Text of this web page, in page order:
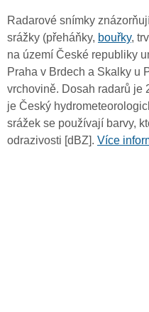
Radarové snímky
srážky (přeháňky, bouřky,
na území České republiky
Praha v Brdech a Skalky u
vrchovině. Dosah radarů je
je Český
srážek se používají barvy,
odrazivosti [dBZ]. Více